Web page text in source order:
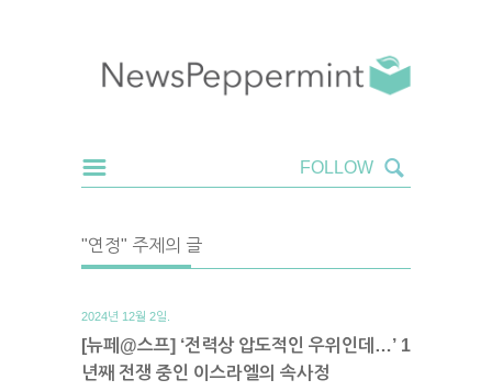
"연정" 주제의 글
2024년 12월 2일.
[뉴페@스프] ‘전력상 압도적인 우위인데…’ 1
년째 전쟁 중인 이스라엘의 속사정